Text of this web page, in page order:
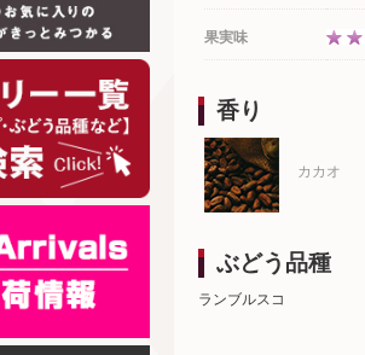
果実味
香り
カカオ
ぶどう品種
ランブルスコ